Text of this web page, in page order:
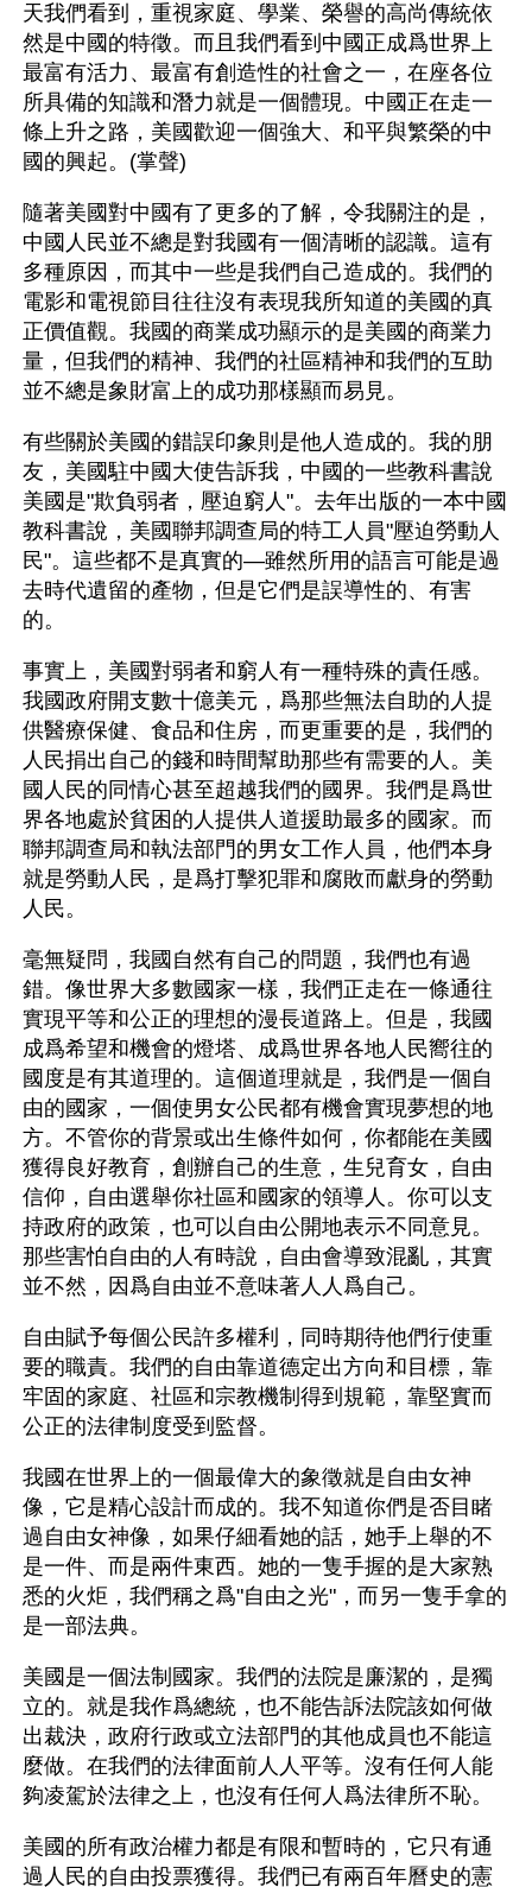
天我們看到，重視家庭、學業、榮譽的高尚傳統依
然是中國的特徵。而且我們看到中國正成爲世界上
最富有活力、最富有創造性的社會之一，在座各位
所具備的知識和潛力就是一個體現。中國正在走一
條上升之路，美國歡迎一個強大、和平與繁榮的中
國的興起。(掌聲)
隨著美國對中國有了更多的了解，令我關注的是，
中國人民並不總是對我國有一個清晰的認識。這有
多種原因，而其中一些是我們自己造成的。我們的
電影和電視節目往往沒有表現我所知道的美國的真
正價值觀。我國的商業成功顯示的是美國的商業力
量，但我們的精神、我們的社區精神和我們的互助
並不總是象財富上的成功那樣顯而易見。
有些關於美國的錯誤印象則是他人造成的。我的朋
友，美國駐中國大使告訴我，中國的一些教科書說
美國是"欺負弱者，壓迫窮人"。去年出版的一本中國
教科書說，美國聯邦調查局的特工人員"壓迫勞動人
民"。這些都不是真實的—雖然所用的語言可能是過
去時代遺留的產物，但是它們是誤導性的、有害
的。
事實上，美國對弱者和窮人有一種特殊的責任感。
我國政府開支數十億美元，爲那些無法自助的人提
供醫療保健、食品和住房，而更重要的是，我們的
人民捐出自己的錢和時間幫助那些有需要的人。美
國人民的同情心甚至超越我們的國界。我們是爲世
界各地處於貧困的人提供人道援助最多的國家。而
聯邦調查局和執法部門的男女工作人員，他們本身
就是勞動人民，是爲打擊犯罪和腐敗而獻身的勞動
人民。
毫無疑問，我國自然有自己的問題，我們也有過
錯。像世界大多數國家一樣，我們正走在一條通往
實現平等和公正的理想的漫長道路上。但是，我國
成爲希望和機會的燈塔、成爲世界各地人民嚮往的
國度是有其道理的。這個道理就是，我們是一個自
由的國家，一個使男女公民都有機會實現夢想的地
方。不管你的背景或出生條件如何，你都能在美國
獲得良好教育，創辦自己的生意，生兒育女，自由
信仰，自由選舉你社區和國家的領導人。你可以支
持政府的政策，也可以自由公開地表示不同意見。
那些害怕自由的人有時說，自由會導致混亂，其實
並不然，因爲自由並不意味著人人爲自己。
自由賦予每個公民許多權利，同時期待他們行使重
要的職責。我們的自由靠道德定出方向和目標，靠
牢固的家庭、社區和宗教機制得到規範，靠堅實而
公正的法律制度受到監督。
我國在世界上的一個最偉大的象徵就是自由女神
像，它是精心設計而成的。我不知道你們是否目睹
過自由女神像，如果仔細看她的話，她手上舉的不
是一件、而是兩件東西。她的一隻手握的是大家熟
悉的火炬，我們稱之爲"自由之光"，而另一隻手拿的
是一部法典。
美國是一個法制國家。我們的法院是廉潔的，是獨
立的。就是我作爲總統，也不能告訴法院該如何做
出裁決，政府行政或立法部門的其他成員也不能這
麼做。在我們的法律面前人人平等。沒有任何人能
夠凌駕於法律之上，也沒有任何人爲法律所不恥。
美國的所有政治權力都是有限和暫時的，它只有通
過人民的自由投票獲得。我們已有兩百年曆史的憲